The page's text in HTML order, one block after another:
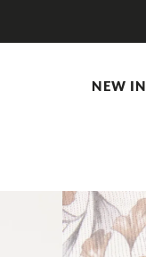
NEW IN